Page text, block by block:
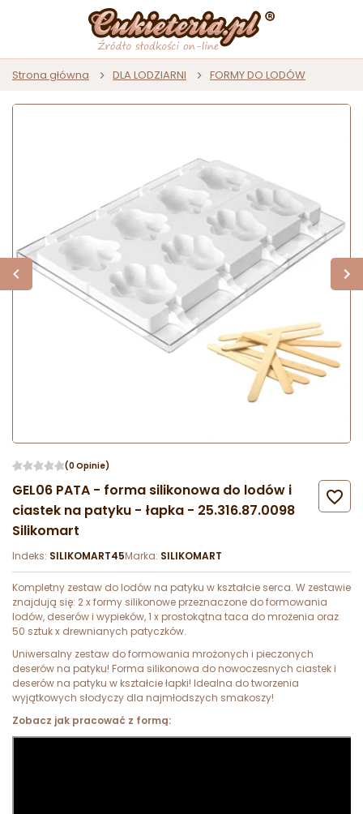
Strona główna DLA LODZIARNI FORMY DO LODÓW
(0 Opinie)
GEL06 PATA - forma silikonowa do lodów i
ciastek na patyku - łapka - 25.316.87.0098
Silikomart

Indeks: SILIKOMART45Marka: SILIKOMART
Kompletny zestaw do lodów na patyku w kształcie serca. W zestawie
znajdują się: 2 x formy silikonowe przeznaczone do formowania
lodów, deserów i wypieków, 1 x prostokątna taca do mrożenia oraz
50 sztuk x drewnianych patyczków.
Uniwersalny zestaw do formowania mrożonych i pieczonych
deserów na patyku! Forma silikonowa do nowoczesnych ciastek i
deserów na patyku w kształcie łapki! Idealna do tworzenia
wyjątkowych słodyczy dla najmłodszych smakoszy!
Zobacz jak pracować z formą: